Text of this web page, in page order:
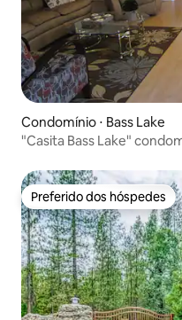
Condomínio ⋅ Bass Lake
"Casita Bass Lake"
Preferido dos hóspedes
Preferido dos hóspedes